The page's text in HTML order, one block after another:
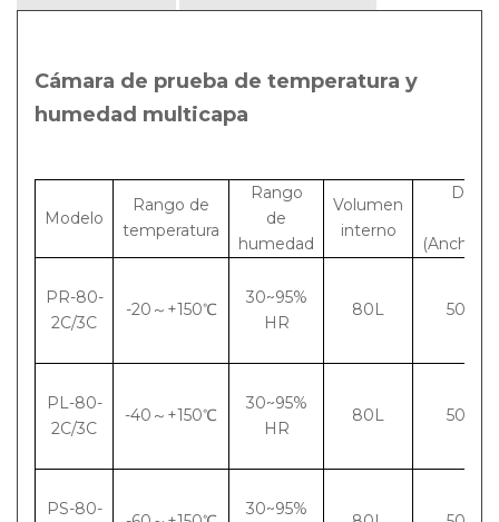
Cámara de prueba de temperatura y
humedad multicapa
Modelo
Rango de
temperatura
Rango
de
humedad
Volumen
interno
PR-80-
2C/3C
-20～+150℃
30~95%
HR
80L
PL-80-
2C/3C
-40～+150℃
30~95%
HR
80L
PS-80- 30~95%